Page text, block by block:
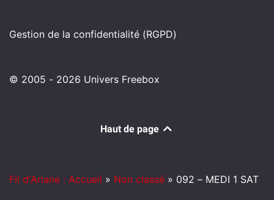
Gestion de la confidentialité (RGPD)
© 2005 - 2026 Univers Freebox
Haut de page
Fil d'Ariane : Accueil » Non classé » 092 – MEDI 1 SAT